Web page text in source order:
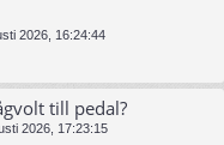
2026, 16:24:44
till pedal?
2026, 17:23:15